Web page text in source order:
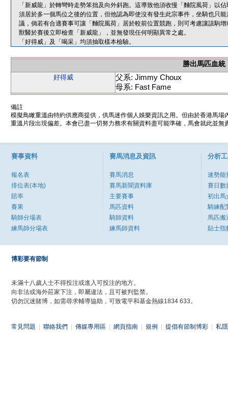
「新威龍」於轉彎時走勢笨拙及向外斜跑。這導致他須收慢「麯院風荷」以
須居於多一個馬位之後的位置，但他認為即使沒有發生此宗事件，坐騎也只
議，倘若有合適賽事可讓「麯院風荷」居於較前位置競跑，則可考慮讓該駒增
獸醫於賽後立即檢查「新威龍」，並無發現任何明顯異常之處。
「好得威」及「喝采」均須抽取樣本檢驗。
勝出馬匹血統
好得威
父系: Jimmy Choux
母系: Fast Fame
備註
模擬鳥瞰重溫由特約供應商提供，供馬迷作個人娛樂資訊之用。但由於香港馬
重溫片段出現偏差。本會已盡一切努力務求有關資料盡可能準確，馬會就此並
賽事資料
報名表
排位表(本地)
賠率
賽果
騎師分場表
練馬師分場表
賽馬消息及資訊
賽馬消息
賽馬新聞資料庫
主要賽事
馬匹資料
騎師資料
練馬師資料
分析
速勢能
賽日數
初出馬
騎練配
馬匹搬
貼士指
博彩要有節制
未滿十八歲人士不得投注或進入可投注的地方。
向非法或海外莊家下注，即屬違法，且可被判監禁。
切勿沉迷賭博，如需尋求輔導協助，可致電平和基金熱線1834 633。
常見問題 聯絡我們 傳媒專用區 網頁指南 規例 提倡有節制博彩 私